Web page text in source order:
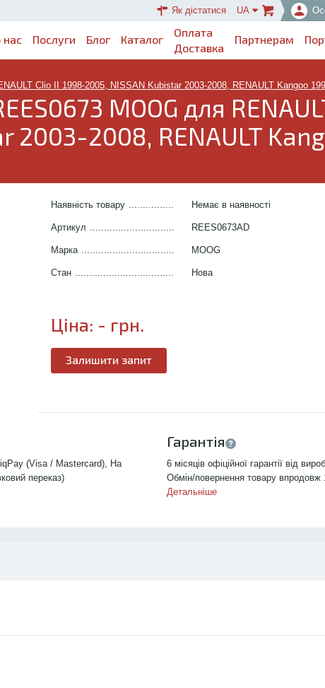
Як дістатися UA
нас Послуги Блог Каталог
Оплата
Доставка
Партнерам
Clio II 1998-2005, NISSAN Kubistar 2003-2008, RENAULT Kangoo
MOOG для
2003-2008, RENAULT
Наявність товару .........................................................
Немає в наявності
Артикул .........................................................
REES0673AD
Марка .........................................................
MOOG
Стан .........................................................
Нова
Ціна: - грн.
Залишити запит
(Visa / Mastercard), На
переказ)
Гарантія
6 місяців офіційної гарантії від
Обмін/повернення товару впродовж
Детальніше